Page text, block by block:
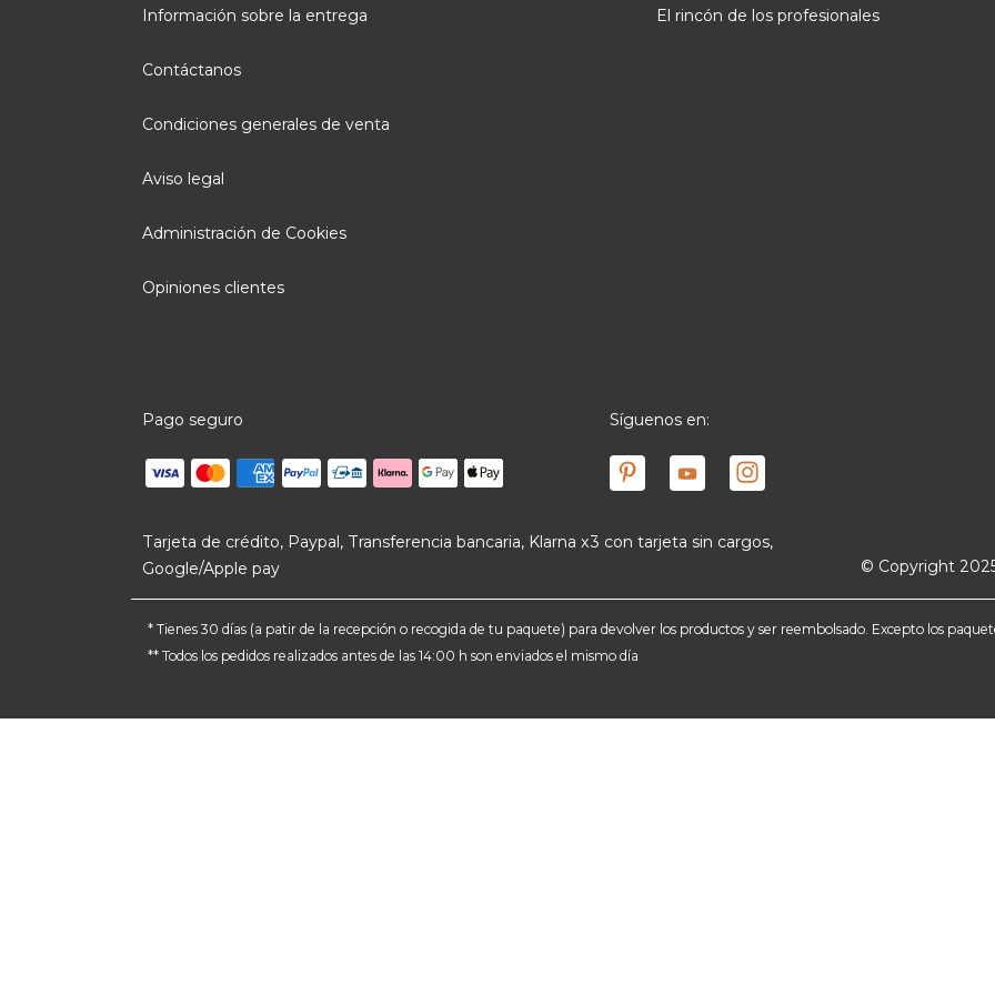
Información sobre la entrega
Contáctanos
Condiciones generales de venta
Aviso legal
Administración de Cookies
Opiniones clientes
El rincón de los profesionales
Pago seguro Síguenos en:
Tarjeta de crédito, Paypal, Transferencia bancaria, Klarna x3 con tarjeta sin cargos,
Google/Apple pay
© Copyright
* Tienes 30 días (a patir de la recepción o recogida de tu paquete) para devolver los productos y ser reembolsado. Excepto los
** Todos los pedidos realizados antes de las 14:00 h son enviados el mismo día